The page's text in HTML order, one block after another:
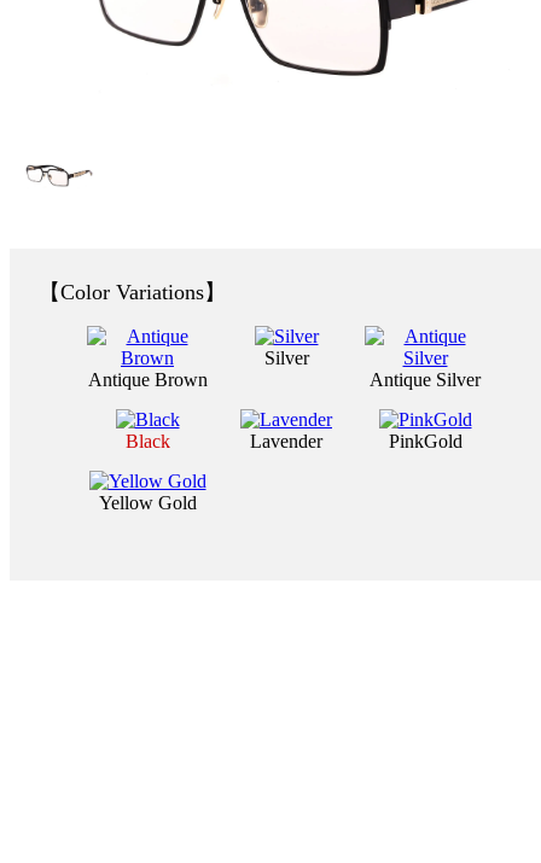
Color Variations
Antique Brown
Silver
Antique Silver
Black Lavender PinkGold
Yellow Gold